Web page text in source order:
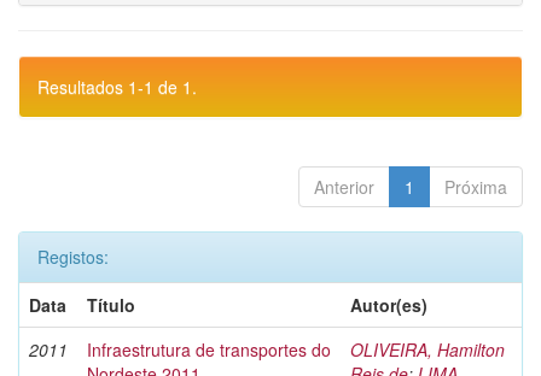
Resultados 1-1 de 1.
Anterior 1 Próxima
Registos:
Data
Título
Autor(es)
2011
Infraestrutura de transportes do
OLIVEIRA, Hamilton